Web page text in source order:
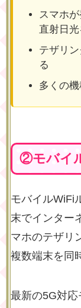
スマホ
直射日
テザリ
る
多くの
②モバイ
モバイルWiFi
末でインター
マホのテザリ
複数端末を同
最新の5G対